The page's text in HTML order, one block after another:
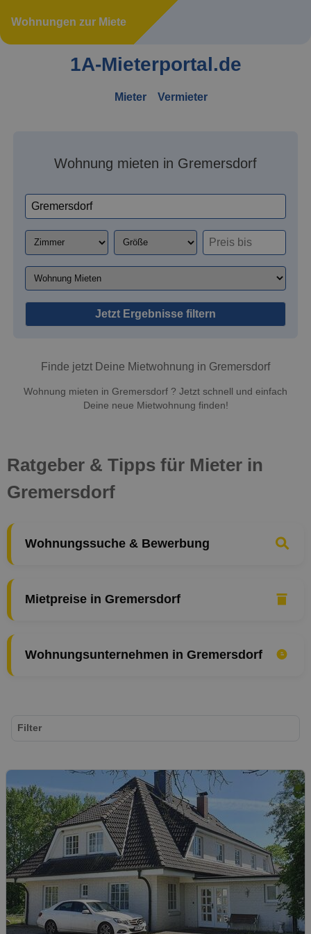
Wohnungen zur Miete
1A-Mieterportal.de
Mieter Vermieter
Wohnung mieten in Gremersdorf
Jetzt Ergebnisse filtern
Finde jetzt Deine Mietwohnung in Gremersdorf
Wohnung mieten in Gremersdorf ? Jetzt schnell und einfach
Deine neue Mietwohnung finden!
Ratgeber & Tipps für Mieter in
Gremersdorf
Wohnungssuche & Bewerbung
Mietpreise in Gremersdorf
Wohnungsunternehmen in Gremersdorf
Filter